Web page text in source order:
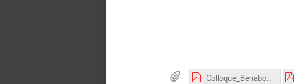
Colloque_Benabou_Poster_BW.pdf